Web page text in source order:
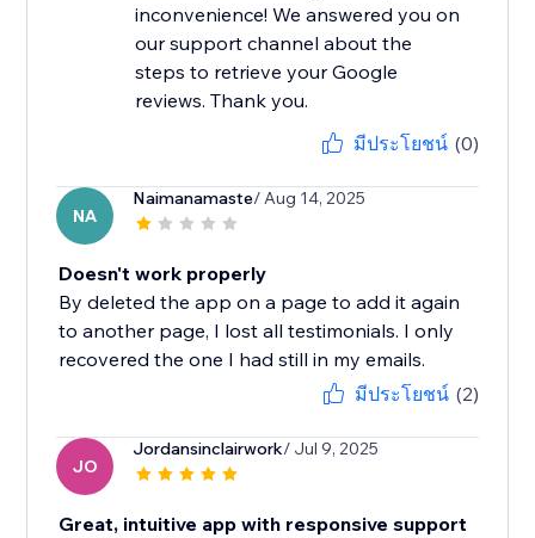
inconvenience! We answered you on
our support channel about the
steps to retrieve your Google
reviews. Thank you.
มีประโยชน์ (0)
NA
Naimanamaste/ Aug 14, 2025
Doesn't work properly
By deleted the app on a page to add it again
to another page, I lost all testimonials. I only
recovered the one I had still in my emails.
มีประโยชน์ (2)
JO
Jordansinclairwork/ Jul 9, 2025
Great, intuitive app with responsive support